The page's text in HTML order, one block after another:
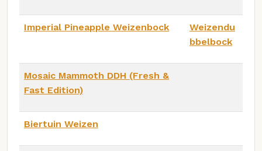
Imperial Pineapple Weizenbock
Weizendu
bbelbock
Mosaic Mammoth DDH (Fresh &
Fast Edition)
Biertuin Weizen